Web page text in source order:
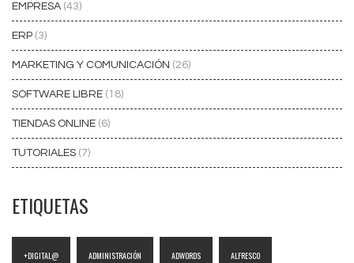
EMPRESA (43)
ERP (3)
MARKETING Y COMUNICACIÓN (26)
SOFTWARE LIBRE (18)
TIENDAS ONLINE (6)
TUTORIALES (7)
ETIQUETAS
+DIGITAL@ ADMINISTRACIÓN ADWORDS ALFRESCO